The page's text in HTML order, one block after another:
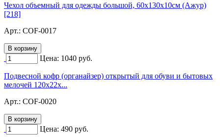
Чехол объемный для одежды большой, 60х130х10см (Ажур)
[218]
Арт.: COF-0017
Цена: 1040 руб.
Подвесной кофр (органайзер) открытый для обуви и бытовых
мелочей 120х22х...
Арт.: COF-0020
Цена: 490 руб.